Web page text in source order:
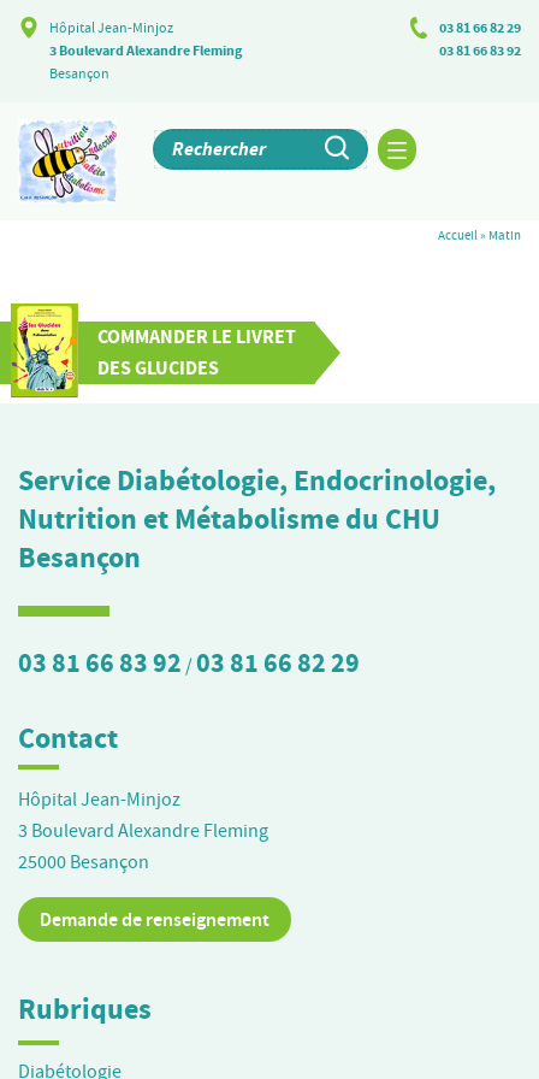
Hôpital Jean-Minjoz
3 Boulevard Alexandre Fleming
Besançon
03 81 66 82 29
03 81 66 83 92
Accueil» Matin
COMMANDER LE LIVRET
DES GLUCIDES
Service Diabétologie, Endocrinologie,
Nutrition et Métabolisme du CHU
Besançon
03 81 66 83 92 /03 81 66 82 29
Contact
Hôpital Jean-Minjoz
3 Boulevard Alexandre Fleming
25000 Besançon
Demande de renseignement
Rubriques
Diabétologie